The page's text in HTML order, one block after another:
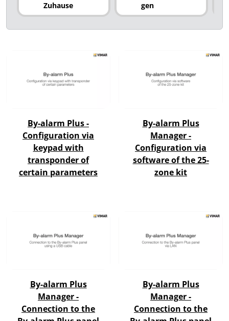
Zuhause
gen
By-alarm Plus -
Configuration via
keypad with
transponder of
certain parameters
By-alarm Plus
Manager -
Configuration via
software of the 25-
zone kit
By-alarm Plus
Manager -
Connection to the
By-alarm Plus
Manager -
Connection to the